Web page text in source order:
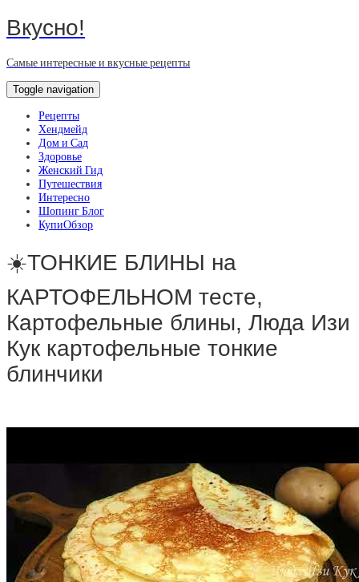
Вкусно!
Самые интересные и вкусные рецепты
Toggle navigation
Рецепты
Хендмейд
Дом и Сад
Здоровье
Женский Гид
Путешествия
Интересно
Шопинг Блог
КупиОбзор
☀️ТОНКИЕ БЛИНЫ на
КАРТОФЕЛЬНОМ тесте,
Картофельные блины, Люда Изи
Кук картофельные тонкие
блинчики